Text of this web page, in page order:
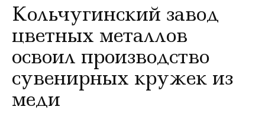
Кольчугинский завод
цветных металлов
освоил производство
сувенирных кружек из
меди